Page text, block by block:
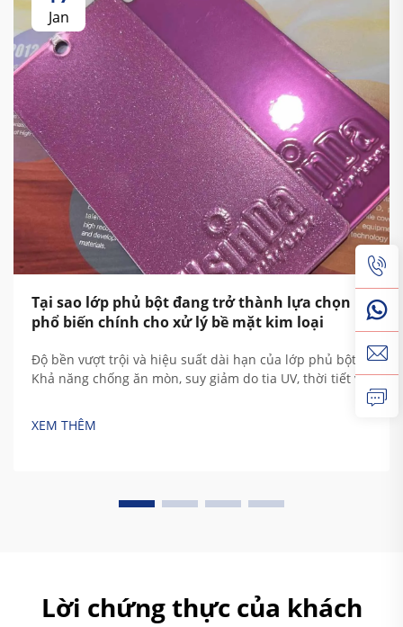
Jan
Tại sao lớp phủ bột đang trở thành lựa chọn
phổ biến chính cho xử lý bề mặt kim loại
Độ bền vượt trội và hiệu suất dài hạn của lớp phủ bột:
Khả năng chống ăn mòn, suy giảm do tia UV, thời tiết và
lớp phủ bột bắt nguồn từ thành phần polymer nhiệt rắn
đặc biệt của nó. Truyền thống...
XEM THÊM
Lời chứng thực của khách